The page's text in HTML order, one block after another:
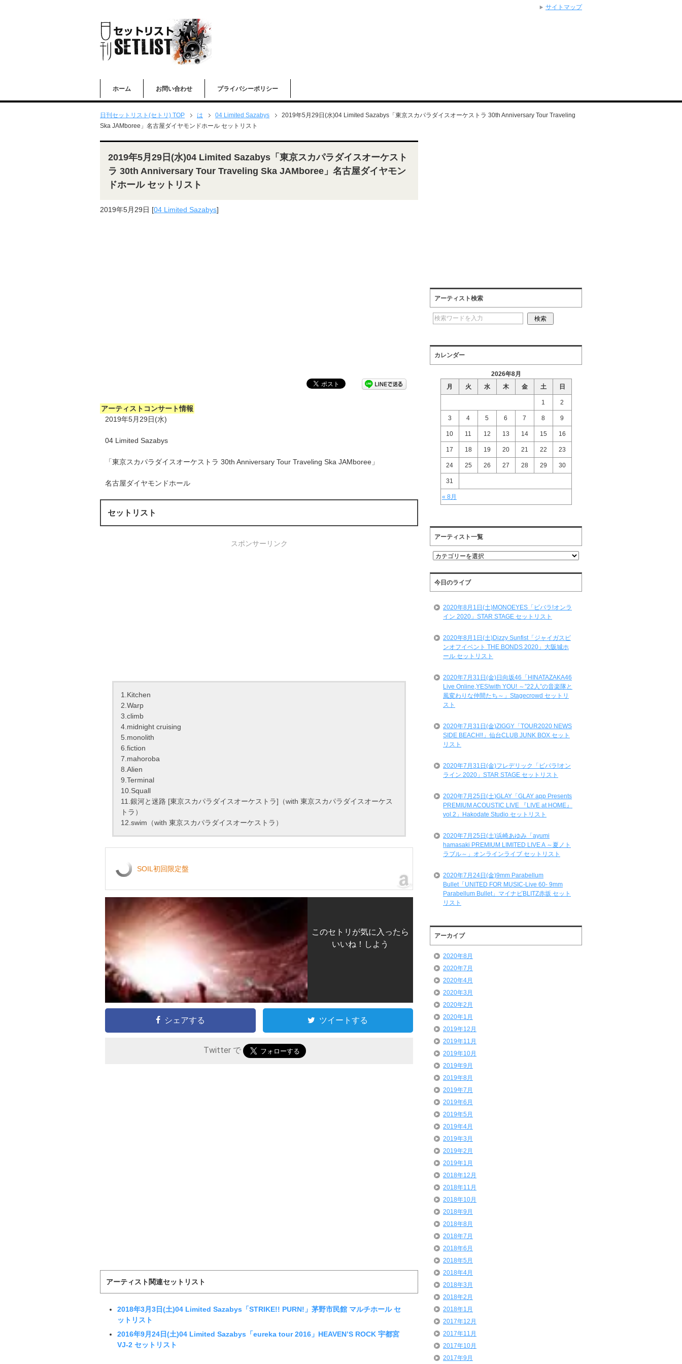
ホーム お問い合わせ プライバシーポリシー
日刊セットリスト(セトリ) TOP は 04 Limited Sazabys
2019年5月29日(水)04 Limited Sazabys「東京スカパラダイスオーケストラ 30th Anniversary Tour Traveling
Ska JAMboree」名古屋ダイヤモンドホール セットリスト
2019年5月29日(水)04 Limited Sazabys「東京スカパラダイスオーケスト
ラ 30th Anniversary Tour Traveling Ska JAMboree」名古屋ダイヤモン
ドホール セットリスト
2019年5月29日 [04 Limited Sazabys]
アーティストコンサート情報
2019年5月29日(水)
04 Limited Sazabys
「東京スカパラダイスオーケストラ 30th Anniversary Tour Traveling Ska JAMboree」
名古屋ダイヤモンドホール
セットリスト
スポンサーリンク
1.Kitchen
2.Warp
3.climb
4.midnight cruising
5.monolith
6.fiction
7.mahoroba
8.Alien
9.Terminal
10.Squall
11.銀河と迷路 [東京スカパラダイスオーケストラ]（with 東京スカパラダイスオーケス
トラ）
12.swim（with 東京スカパラダイスオーケストラ）
SOIL初回限定盤
このセトリが気に入ったら
いいね！しよう
シェアする ツイートする
Twitter で
アーティスト関連セットリスト
2018年3月3日(土)04 Limited Sazabys「STRIKE!! PURN!」茅野市民館 マルチホール セ
ットリスト
2016年9月24日(土)04 Limited Sazabys「eureka tour 2016」HEAVEN’S ROCK 宇都宮
VJ-2 セットリスト
アーティスト検索
カレンダー
2026年8月
月
火 水 木 金 土 日
« 8月
1 2
3 4 5 6 7 8 9
10 11 12 13 14 15 16
17 18 19 20 21 22 23
24 25 26 27 28 29 30
31
アーティスト一覧
ア
テ
ィ
ス
一
今日のライブ
2020年8月1日(土)MONOEYES「ビバラ!オンラ
イン 2020」STAR STAGE セットリスト
2020年8月1日(土)Dizzy Sunfist「ジャイガスピ
ンオフイベント THE BONDS 2020」大阪城ホ
ール セットリスト
2020年7月31日(金)日向坂46「HINATAZAKA46
Live Online,YES!with YOU! ～”22人”の音楽隊と
風変わりな仲間たち～」Stagecrowd セットリ
スト
2020年7月31日(金)ZIGGY「TOUR2020 NEWS
SIDE BEACH!!」仙台CLUB JUNK BOX セット
リスト
2020年7月31日(金)フレデリック「ビバラ!オン
ライン 2020」STAR STAGE セットリスト
2020年7月25日(土)GLAY「GLAY app Presents
PREMIUM ACOUSTIC LIVE 『LIVE at HOME』
vol.2」Hakodate Studio セットリスト
2020年7月25日(土)浜崎あゆみ「ayumi
hamasaki PREMIUM LIMITED LIVE A ～夏ノト
ラブル～」オンラインライブ セットリスト
2020年7月24日(金)9mm Parabellum
Bullet「UNITED FOR MUSIC-Live 60- 9mm
Parabellum Bullet」マイナビBLITZ赤坂 セット
リスト
アーカイブ
2020年8月
2020年7月
2020年4月
2020年3月
2020年2月
2020年1月
2019年12月
2019年11月
2019年10月
2019年9月
2019年8月
2019年7月
2019年6月
2019年5月
2019年4月
2019年3月
2019年2月
2019年1月
2018年12月
2018年11月
2018年10月
2018年9月
2018年8月
2018年7月
2018年6月
2018年5月
2018年4月
2018年3月
2018年2月
2018年1月
2017年12月
2017年11月
2017年10月
2017年9月
サイトマップ